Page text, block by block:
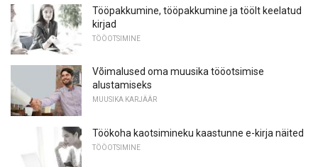
Tööpakkumine, tööpakkumine ja töölt keelatud
kirjad
TÖÖOTSIMINE
Võimalused oma muusika tööotsimise
alustamiseks
MUUSIKA KARJÄÄR
Töökoha kaotsimineku kaastunne e-kirja näited
TÖÖOTSIMINE